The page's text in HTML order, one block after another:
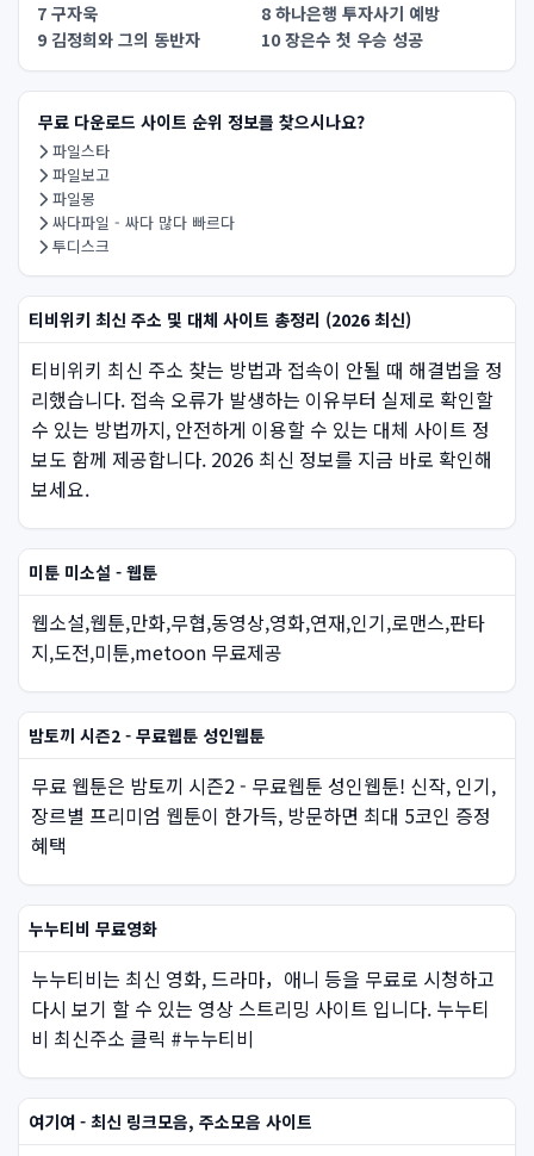
7 구자욱
8 하나은행 투자사기 예방
9 김정희와 그의 동반자
10 장은수 첫 우승 성공
무료 다운로드 사이트 순위 정보를 찾으시나요?
파일스타
파일보고
파일몽
싸다파일 - 싸다 많다 빠르다
투디스크
티비위키 최신 주소 및 대체 사이트 총정리 (2026 최신)
티비위키 최신 주소 찾는 방법과 접속이 안될 때 해결법을 정
리했습니다. 접속 오류가 발생하는 이유부터 실제로 확인할
수 있는 방법까지, 안전하게 이용할 수 있는 대체 사이트 정
보도 함께 제공합니다. 2026 최신 정보를 지금 바로 확인해
보세요.
미툰 미소설 - 웹툰
웹소설,웹툰,만화,무협,동영상,영화,연재,인기,로맨스,판타
지,도전,미툰,metoon 무료제공
밤토끼 시즌2 - 무료웹툰 성인웹툰
무료 웹툰은 밤토끼 시즌2 - 무료웹툰 성인웹툰! 신작, 인기,
장르별 프리미엄 웹툰이 한가득, 방문하면 최대 5코인 증정
혜택
누누티비 무료영화
누누티비는 최신 영화, 드라마，애니 등을 무료로 시청하고
다시 보기 할 수 있는 영상 스트리밍 사이트 입니다. 누누티
비 최신주소 클릭 #누누티비
여기여 - 최신 링크모음, 주소모음 사이트